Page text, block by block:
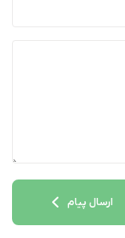
ارسال پیام